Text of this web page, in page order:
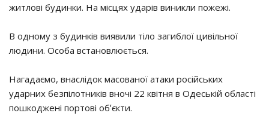
житлові будинки. На місцях ударів виникли пожежі.
В одному з будинків виявили тіло загиблої цивільної
людини. Особа встановлюється.
Нагадаємо, внаслідок масованої атаки російських
ударних безпілотників вночі 22 квітня в Одеській області
пошкоджені портові обʼєкти.